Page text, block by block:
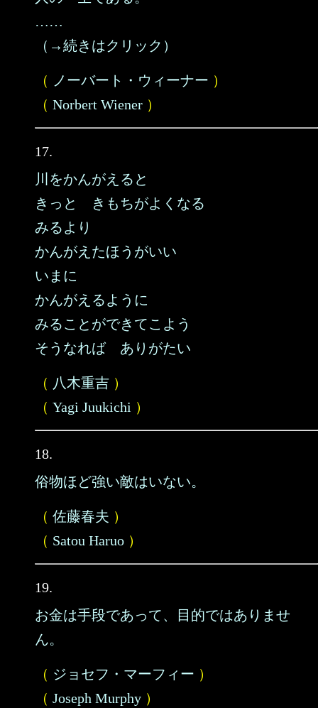
……
（→続きはクリック）
（ ノーバート・ウィーナー ）
（ Norbert Wiener ）
17.
川をかんがえると
きっと きもちがよくなる
みるより
かんがえたほうがいい
いまに
かんがえるように
みることができてこよう
そうなれば ありがたい
（ 八木重吉 ）
（ Yagi Juukichi ）
18.
俗物ほど強い敵はいない。
（ 佐藤春夫 ）
（ Satou Haruo ）
19.
お金は手段であって、目的ではありませ
ん。
（ ジョセフ・マーフィー ）
（ Joseph Murphy ）